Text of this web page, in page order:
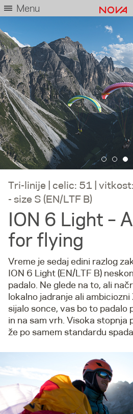
Menu
Tri-linije | celic: 51 |
- size S (EN/LTF B)
ION 6 Light –
for flying
Vreme je sedaj edini razlog
ION 6 Light (EN/LTF B)
padalo. Ne glede na to, ali
lokalno jadranje ali
sijalo sonce, vas bo to padalo
in na sam vrh. Visoka stopnja
že po samem standardu